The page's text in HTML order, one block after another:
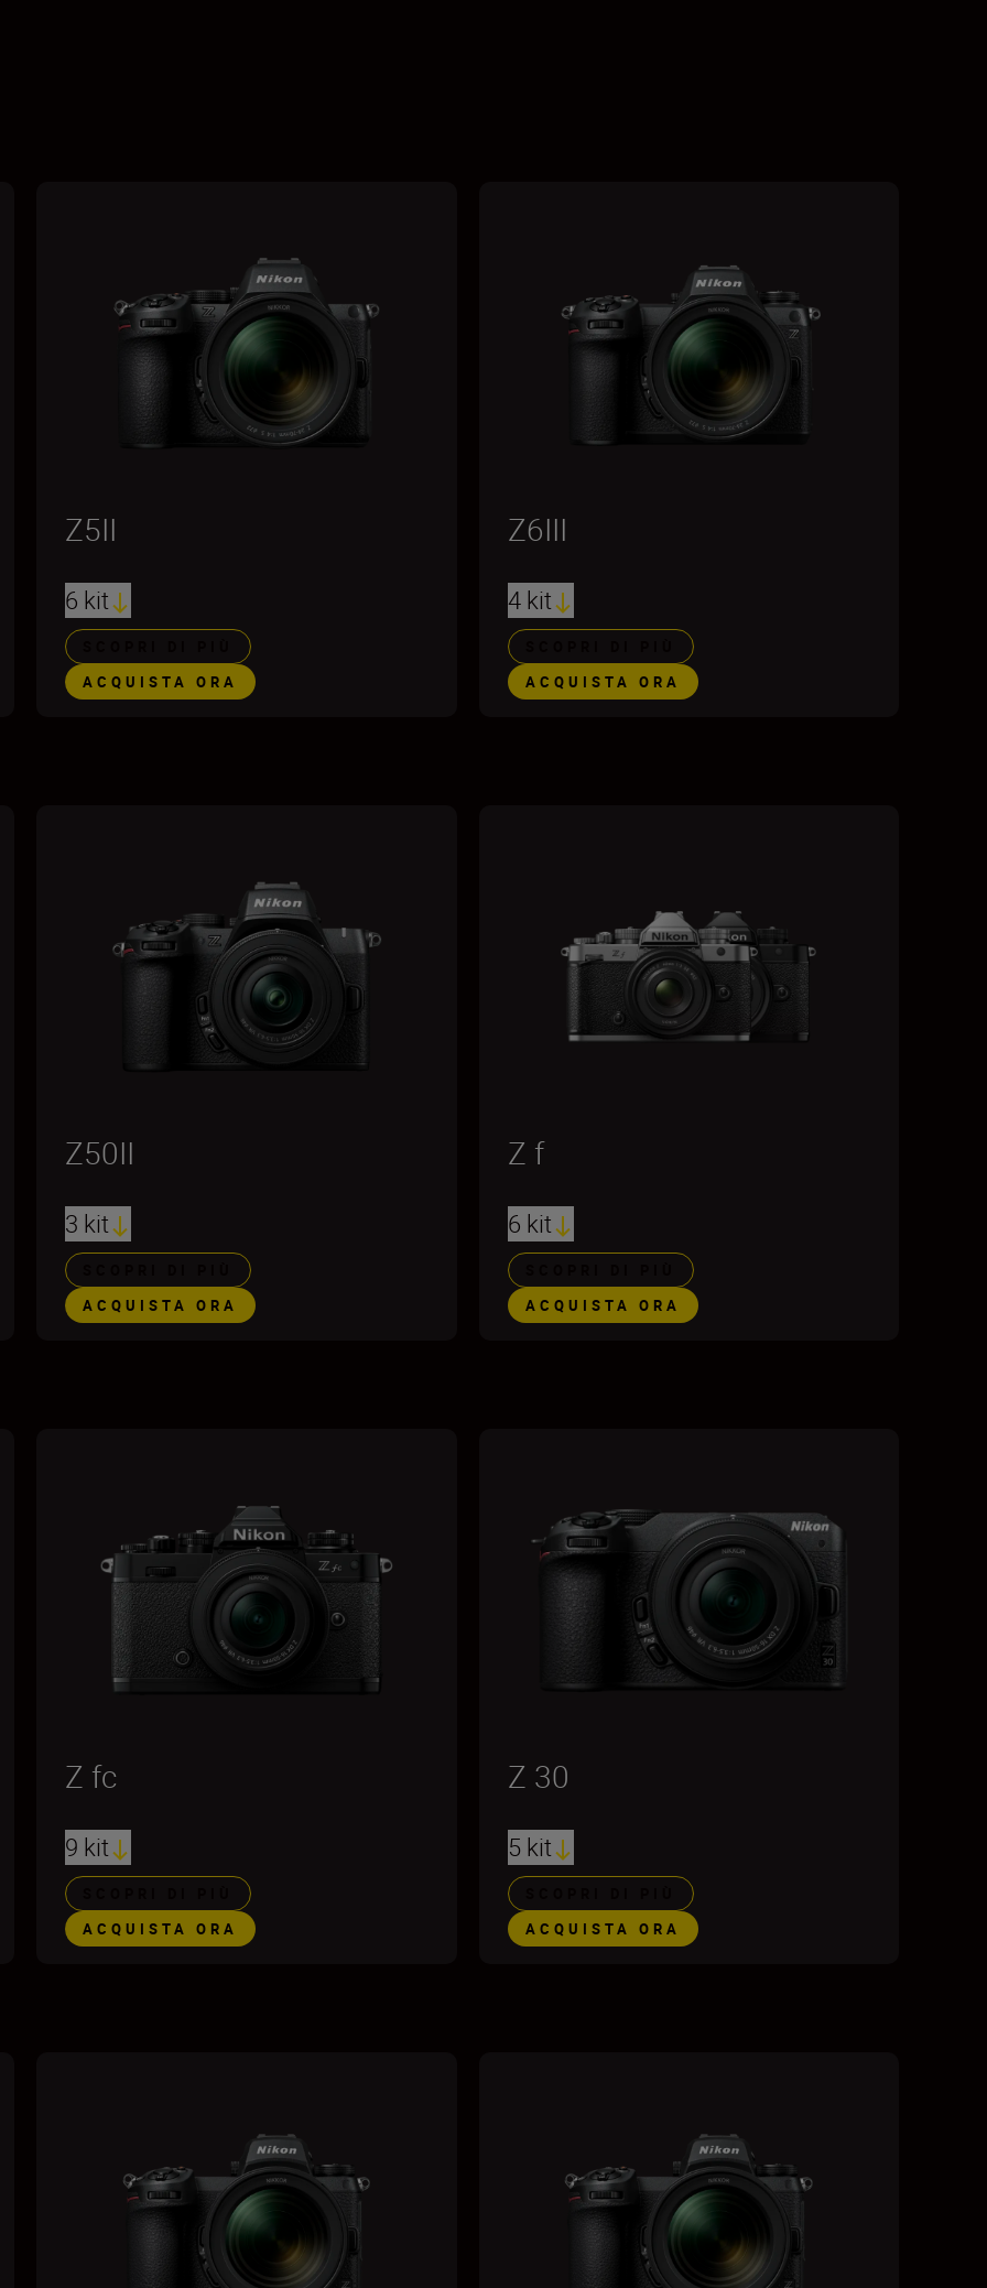
Z5II
6 kit
ACQUISTA ORA
Z6III
4 kit
ACQUISTA ORA
Z50II
3 kit
ACQUISTA ORA
Z f
6 kit
ACQUISTA ORA
Z fc
9 kit
ACQUISTA ORA
Z 30
5 kit
ACQUISTA ORA